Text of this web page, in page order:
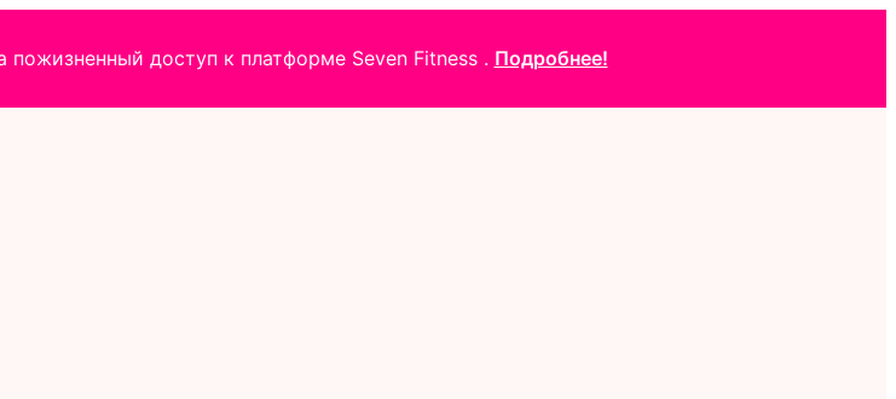
доступ к платформе Seven Fitness . Подробнее!